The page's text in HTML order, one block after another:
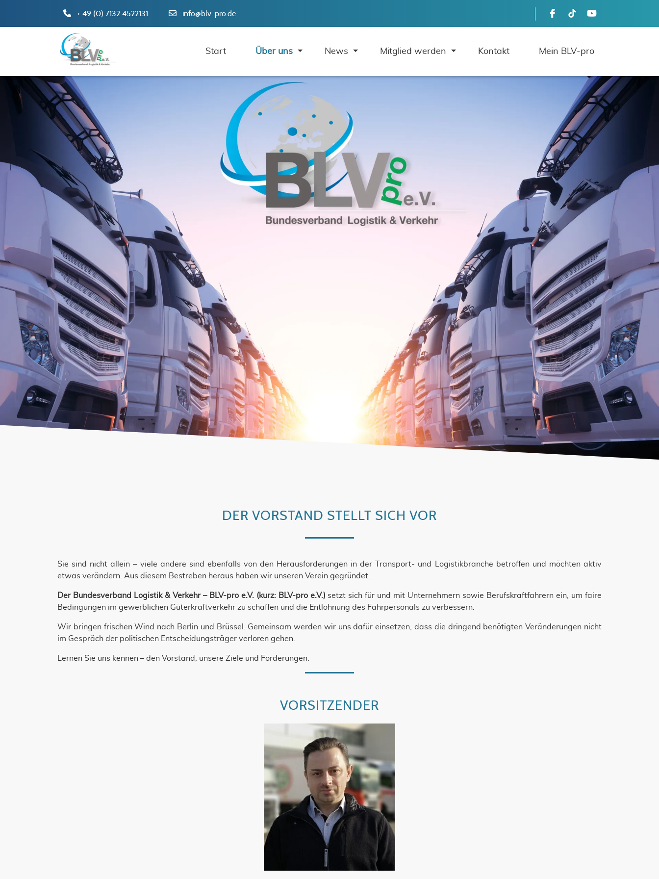
+ 49 (0) 7132 4522131 info@blv-pro.de
Start Über uns News Mitglied werden Kontakt Mein BLV-pro
DER VORSTAND STELLT SICH VOR
Sie sind nicht allein – viele andere sind ebenfalls von den Herausforderungen in der Transport- und Logistikbranche betroffen und möchten aktiv
etwas verändern. Aus diesem Bestreben heraus haben wir unseren Verein gegründet.
Der Bundesverband Logistik & Verkehr – BLV-pro e.V. (kurz: BLV-pro e.V.) setzt sich für und mit Unternehmern sowie Berufskraftfahrern ein, um faire
Bedingungen im gewerblichen Güterkraftverkehr zu schaffen und die Entlohnung des Fahrpersonals zu verbessern.
Wir bringen frischen Wind nach Berlin und Brüssel. Gemeinsam werden wir uns dafür einsetzen, dass die dringend benötigten Veränderungen nicht
im Gespräch der politischen Entscheidungsträger verloren gehen.
Lernen Sie uns kennen – den Vorstand, unsere Ziele und Forderungen.
VORSITZENDER